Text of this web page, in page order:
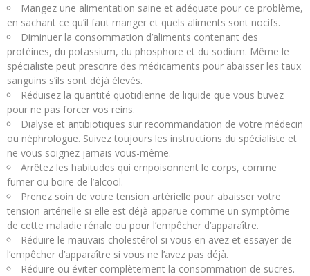
Mangez une alimentation saine et adéquate pour ce problème,
en sachant ce qu’il faut manger et quels aliments sont nocifs.
Diminuer la consommation d’aliments contenant des
protéines, du potassium, du phosphore et du sodium. Même le
spécialiste peut prescrire des médicaments pour abaisser les taux
sanguins s’ils sont déjà élevés.
Réduisez la quantité quotidienne de liquide que vous buvez
pour ne pas forcer vos reins.
Dialyse et antibiotiques sur recommandation de votre médecin
ou néphrologue. Suivez toujours les instructions du spécialiste et
ne vous soignez jamais vous-même.
Arrêtez les habitudes qui empoisonnent le corps, comme
fumer ou boire de l’alcool.
Prenez soin de votre tension artérielle pour abaisser votre
tension artérielle si elle est déjà apparue comme un symptôme
de cette maladie rénale ou pour l’empêcher d’apparaître.
Réduire le mauvais cholestérol si vous en avez et essayer de
l’empêcher d’apparaître si vous ne l’avez pas déjà.
Réduire ou éviter complètement la consommation de sucres.